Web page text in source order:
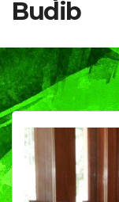
Budib